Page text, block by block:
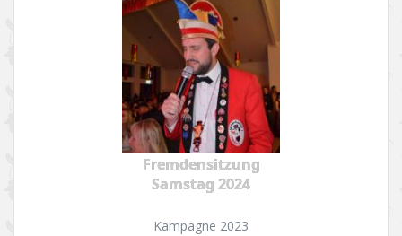
Fremdensitzung
Samstag 2024
Kampagne 2023